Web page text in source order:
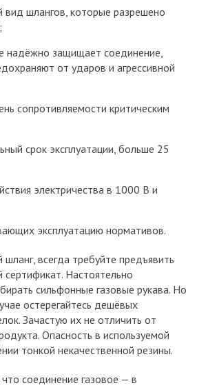
вид шлангов, которые разрешено
надёжно защищает соединение,
от ударов и агрессивной
сопротивляемости критическим
срок эксплуатации, больше 25
электричества в 1000 В и
эксплуатацию нормативов.
всегда требуйте предъявить
сертификат. Настоятельно
сильфонные газовые рукава. Но
остерегайтесь дешёвых
Зачастую их не отличить от
Опасность в используемой
тонкой некачественной резины.
соединение газовое — в